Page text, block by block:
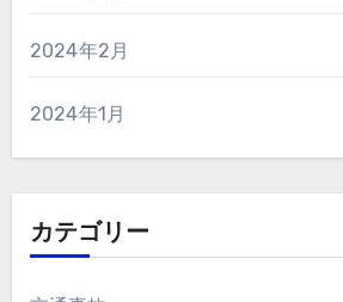
2024年2月
2024年1月
カテゴリー